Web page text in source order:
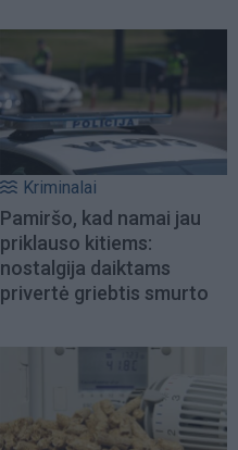
Kriminalai
Pamiršo, kad namai jau
priklauso kitiems:
nostalgija daiktams
privertė griebtis smurto